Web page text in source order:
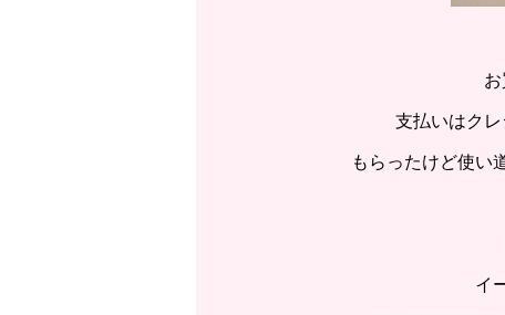
支払いはク
もらったけど使い
イ